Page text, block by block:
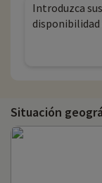
Introduzca
Situación